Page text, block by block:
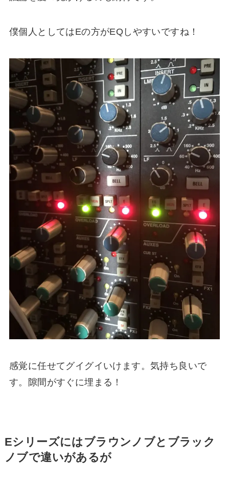
僕個人としてはEの方がEQしやすいですね！
感覚に任せてグイグイいけます。気持ち良いで
す。隙間がすぐに埋まる！
Eシリーズにはブラウンノブとブラック
ノブで違いがあるが